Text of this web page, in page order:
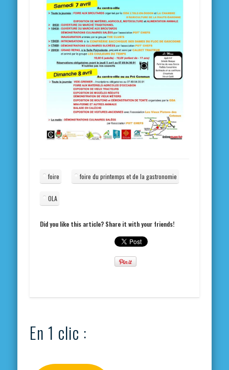
foire foire du printemps et de la gastronomie
OLA
Did you like this article? Share it with your friends!
En 1 clic :